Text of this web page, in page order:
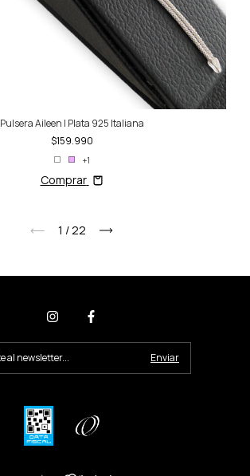
Pulsera Aileen | Plata 925 Italiana
$159.990
+1
Comprar
1 /22